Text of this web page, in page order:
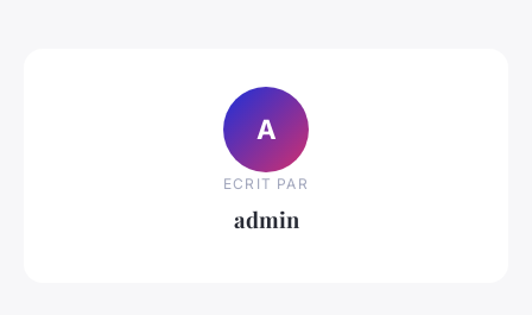
A
ECRIT PAR
admin